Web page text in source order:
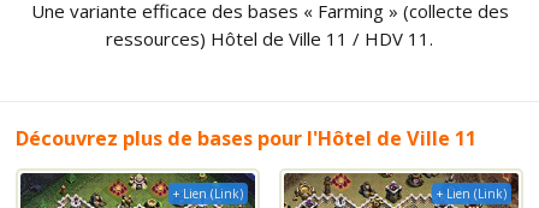
Une variante efficace des bases « Farming » (collecte des
ressources) Hôtel de Ville 11 / HDV 11.
Découvrez plus de bases pour l'Hôtel de Ville 11
+ Lien (Link) + Lien (Link)